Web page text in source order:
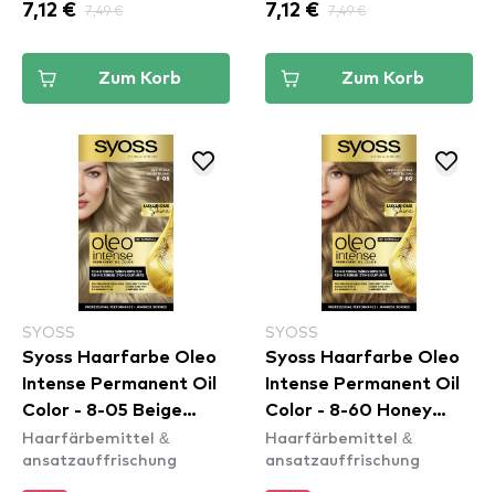
7,12 € 7,49 €
Zum Korb
7,12 € 7,49 €
Zum Korb
SYOSS
Syoss Haarfarbe Oleo
Intense Permanent Oil
Color - 8-05 Beige
Blond
Haarfärbemittel &
ansatzauffrischung
SYOSS
Syoss Haarfarbe Oleo
Intense Permanent Oil
Color - 8-60 Honey
Blond
Haarfärbemittel &
ansatzauffrischung